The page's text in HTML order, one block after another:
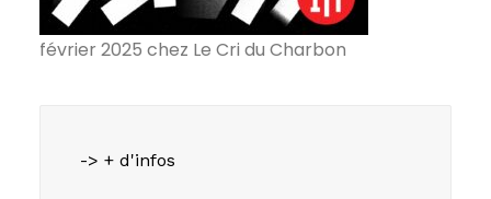
février 2025 chez Le Cri du Charbon
-> + d'infos